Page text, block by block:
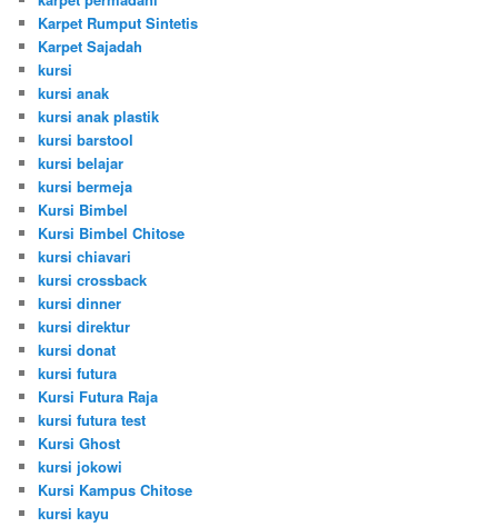
Karpet Rumput Sintetis
Karpet Sajadah
kursi
kursi anak
kursi anak plastik
kursi barstool
kursi belajar
kursi bermeja
Kursi Bimbel
Kursi Bimbel Chitose
kursi chiavari
kursi crossback
kursi dinner
kursi direktur
kursi donat
kursi futura
Kursi Futura Raja
kursi futura test
Kursi Ghost
kursi jokowi
Kursi Kampus Chitose
kursi kayu